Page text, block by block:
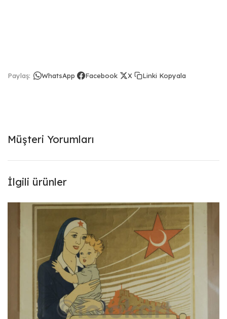
Paylaş: WhatsApp Facebook X Linki Kopyala
Müşteri Yorumları
İlgili ürünler